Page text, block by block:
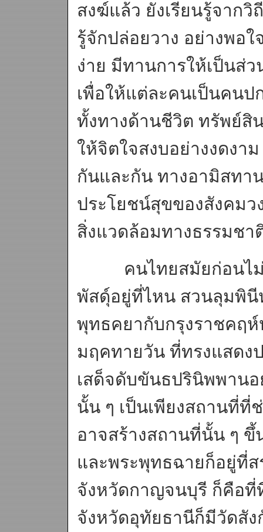
สงฆ์แล้ว ยังเรียนรู้จาก
รู้จักปล่อยวาง อย่างพอ
ง่าย มีทานการให้เป็นส่
เพื่อให้แต่ละคนเป็นคนป
ทั้งทางด้านชีวิต ทรัพย์สิ
ให้จิตใจสงบอย่างงดงา
กันและกัน ทางอามิสทา
ประโยชน์สุขของสังคมว
สิ่งแวดล้อมทางธรรมชา
คนไทยสมัยก่อนไม่ไ
พัสดุ์อยู่ที่ไหน สวนลุมพินี
พุทธคยากับกรุงราชคฤ
มฤคทายวัน ที่ทรงแสดง
เสด็จดับขันธปรินิพพานอ
นั้น ๆ เป็นเพียงสถานที่ที่
อาจสร้างสถานที่นั้น ๆ ขึ้
และพระพุทธฉายก็อยู่ที่ส
จังหวัดกาญจนบุรี ก็คือที่
จังหวัดอุทัยธานีก็มีวัดสัง